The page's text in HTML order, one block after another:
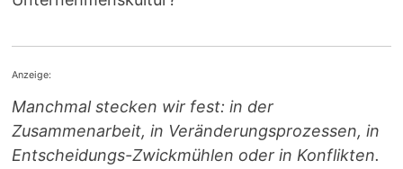
Anzeige:
Manchmal stecken wir fest: in der
Zusammenarbeit, in Veränderungsprozessen, in
Entscheidungs-Zwickmühlen oder in Konflikten.